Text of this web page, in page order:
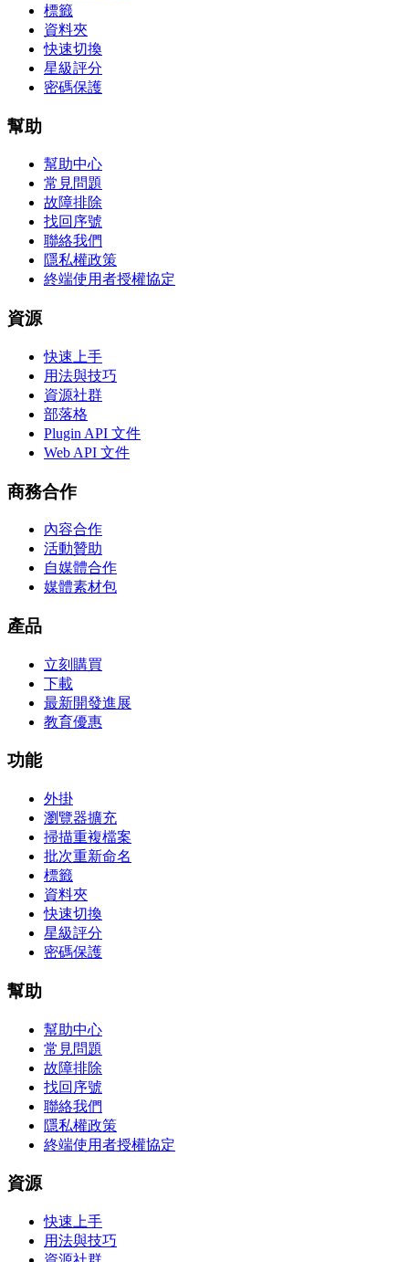
標籤
資料夾
快速切換
星級評分
密碼保護
幫助
幫助中心
常見問題
故障排除
找回序號
聯絡我們
隱私權政策
終端使用者授權協定
資源
快速上手
用法與技巧
資源社群
部落格
Plugin API 文件
Web API 文件
商務合作
內容合作
活動贊助
自媒體合作
媒體素材包
產品
立刻購買
下載
最新開發進展
教育優惠
功能
外掛
瀏覽器擴充
掃描重複檔案
批次重新命名
標籤
資料夾
快速切換
星級評分
密碼保護
幫助
幫助中心
常見問題
故障排除
找回序號
聯絡我們
隱私權政策
終端使用者授權協定
資源
快速上手
用法與技巧